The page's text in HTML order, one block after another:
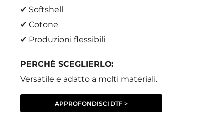
✔ Softshell
✔ Cotone
✔ Produzioni flessibili
PERCHÈ SCEGLIERLO:
Versatile e adatto a molti materiali.
APPROFONDISCI DTF >